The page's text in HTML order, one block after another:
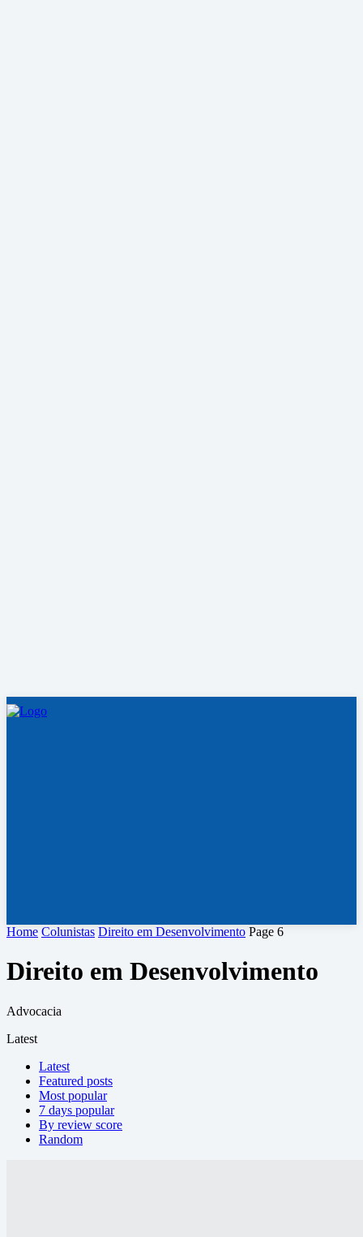
Home Colunistas Direito em Desenvolvimento Page 6
Direito em Desenvolvimento
Advocacia
Latest
Latest
Featured posts
Most popular
7 days popular
By review score
Random